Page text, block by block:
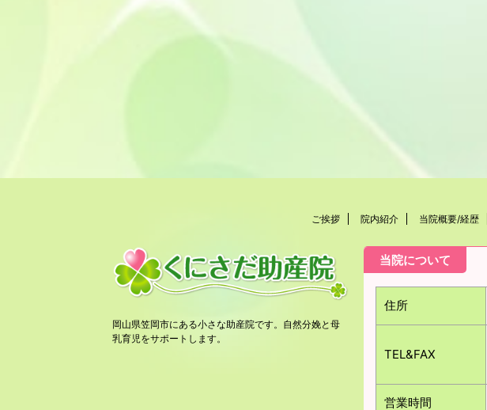
ご挨拶 院内紹介 当院概要/経歴
当院について
住所
TEL&FAX
営業時間
岡山県笠岡市にある小さな助産院です。自然分娩と母
乳育児をサポートします。